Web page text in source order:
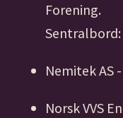
Forening.
Sentralbord:
Nemitek AS
Norsk VVS